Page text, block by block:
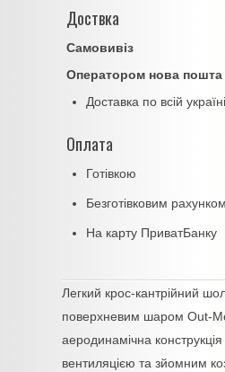
Доствка
Самовивіз
Оператором нова пошта
Доставка по всій україні
Оплата
Готівкою
Безготівковим рахунком
На карту ПриватБанку
Легкий крос-кантрійний
поверхневим шаром Out-
аеродинамічна
вентиляцією та зйомним